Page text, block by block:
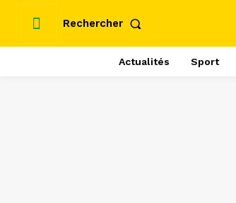
Rechercher
Actualités Sport